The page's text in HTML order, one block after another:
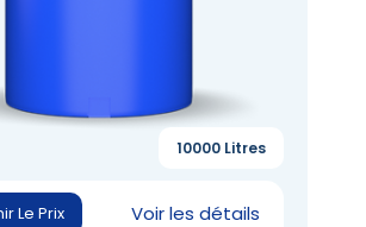
Le Prix Voir les détails
10000 Litres